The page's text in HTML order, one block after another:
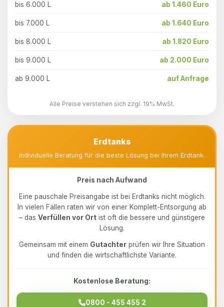
bis 6.000 L ab 1.460 Euro
bis 7.000 L ab 1.640 Euro
bis 8.000 L ab 1.820 Euro
bis 9.000 L ab 2.000 Euro
ab 9.000 L auf Anfrage
Alle Preise verstehen sich zzgl. 19% MwSt.
Erdtanks
Individuelle Beratung für die beste Lösung bei Ihrem Erdtank.
Preis nach Aufwand
Eine pauschale Preisangabe ist bei Erdtanks nicht möglich.
In vielen Fällen raten wir von einer Komplett-Entsorgung ab
– das Verfüllen vor Ort ist oft die bessere und günstigere
Lösung.
Gemeinsam mit einem Gutachter prüfen wir Ihre Situation
und finden die wirtschaftlichste Variante.
Kostenlose Beratung:
0800 - 455 455 2